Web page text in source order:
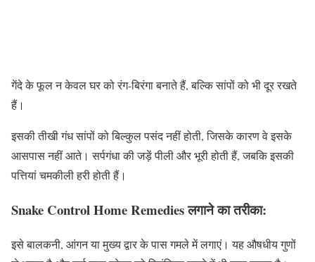
गेंदे के फूल न केवल घर को रंग-बिरंगा बनाते हैं, बल्कि सांपों को भी दूर रखते
हैं।
इसकी तीखी गंध सांपों को बिल्कुल पसंद नहीं होती, जिसके कारण वे इसके
आसपास नहीं आते। सर्पगंधा की जड़ें पीली और भूरी होती हैं, जबकि इसकी
पत्तियां चमकीली हरी होती हैं।
Snake Control Home Remedies लगाने का तरीका:
इसे बालकनी, आंगन या मुख्य द्वार के पास गमले में लगाएं। यह औषधीय गुणों